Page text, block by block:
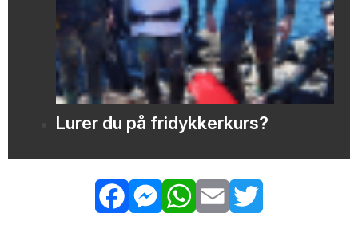
Lurer du på fridykkerkurs?